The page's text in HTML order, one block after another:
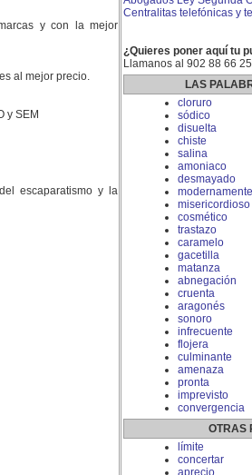
y con la mejor
al mejor precio.
y SEM
escaparatismo y la
Centralitas telefónicas y
¿Quieres poner aquí tu
Llamanos al 902 88 66 25
LAS
cloruro
sódico
disuelta
chiste
salina
amoniaco
desmayado
modernamente
misericordioso
cosmético
trastazo
caramelo
gacetilla
matanza
abnegación
cruenta
aragonés
sonoro
infrecuente
flojera
culminante
amenaza
pronta
imprevisto
convergencia
OTRAS
límite
concertar
aprecio